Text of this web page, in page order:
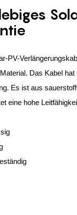
PV-
Das Kabel
Es ist aus
eine hohe